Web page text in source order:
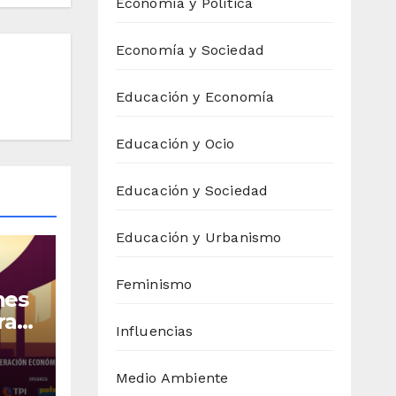
Economía y Política
Economía y Sociedad
Educación y Economía
Educación y Ocio
Educación y Sociedad
Educación y Urbanismo
Feminismo
Influencias
Medio Ambiente